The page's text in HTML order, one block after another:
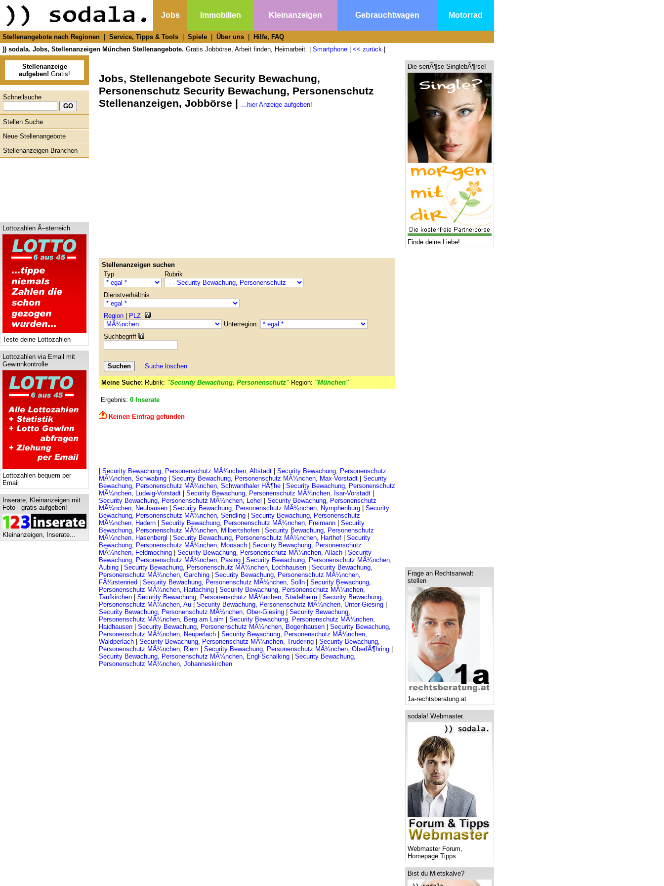
Jobs Immobilien Kleinanzeigen Gebrauchtwagen Motorrad
Stellenangebote nach Regionen Service, Tipps & Tools Spiele Über uns
Hilfe, FAQ
)) sodala. Jobs, Stellenanzeigen München Stellenangebote. Gratis Jobbörse, Arbeit finden, Heimarbeit. | Smartphone << zurück
Stellenanzeige
aufgeben! Gratis!
Schnellsuche
Stellen Suche
Neue Stellenangebote
Stellenanzeigen Branchen
Lottozahlen Ã–sterreich
Teste deine Lottozahlen
Lottozahlen via Email mit
Gewinnkontrolle
Lottozahlen bequem per
Email
Inserate, Kleinanzeigen mit
Foto - gratis aufgeben!
Kleinanzeigen, Inserate...
Jobs, Stellenangebote Security Bewachung,
Personenschutz Security Bewachung, Personenschutz
Stellenanzeigen, Jobbörse | ...hier Anzeige aufgeben!
Stellenanzeigen suchen
Typ
Rubrik
Dienstverhältnis
Region
PLZ
Unterregion:
Suchbegriff
Suche löschen
Meine Suche: Rubrik: "Security Bewachung, Personenschutz"Region: "München"
Ergebnis: 0 Inserate
Keinen Eintrag gefunden
Security Bewachung, Personenschutz MÃ¼nchen, Altstadt
Security Bewachung, Personenschutz
MÃ¼nchen, Schwabing
Security Bewachung, Personenschutz MÃ¼nchen, Max-Vorstadt
Security
Bewachung, Personenschutz MÃ¼nchen, Schwanthaler HÃ¶he
Security Bewachung, Personenschutz
MÃ¼nchen, Ludwig-Vorstadt
Security Bewachung, Personenschutz MÃ¼nchen, Isar-Vorstadt
Security Bewachung, Personenschutz MÃ¼nchen, Lehel
Security Bewachung, Personenschutz
MÃ¼nchen, Neuhausen
Security Bewachung, Personenschutz MÃ¼nchen, Nymphenburg
Security
Bewachung, Personenschutz MÃ¼nchen, Sendling
Security Bewachung, Personenschutz
MÃ¼nchen, Hadern
Security Bewachung, Personenschutz MÃ¼nchen, Freimann
Security
Bewachung, Personenschutz MÃ¼nchen, Milbertshofen
Security Bewachung, Personenschutz
MÃ¼nchen, Hasenbergl
Security Bewachung, Personenschutz MÃ¼nchen, Harthof
Security
Bewachung, Personenschutz MÃ¼nchen, Moosach
Security Bewachung, Personenschutz
MÃ¼nchen, Feldmoching
Security Bewachung, Personenschutz MÃ¼nchen, Allach
Security
Bewachung, Personenschutz MÃ¼nchen, Pasing
Security Bewachung, Personenschutz MÃ¼nchen,
Aubing
Security Bewachung, Personenschutz MÃ¼nchen, Lochhausen
Security Bewachung,
Personenschutz MÃ¼nchen, Garching
Security Bewachung, Personenschutz MÃ¼nchen,
FÃ¼rstenried
Security Bewachung, Personenschutz MÃ¼nchen, Solln
Security Bewachung,
Personenschutz MÃ¼nchen, Harlaching
Security Bewachung, Personenschutz MÃ¼nchen,
Taufkirchen
Security Bewachung, Personenschutz MÃ¼nchen, Stadelheim
Security Bewachung,
Personenschutz MÃ¼nchen, Au
Security Bewachung, Personenschutz MÃ¼nchen, Unter-Giesing
Security Bewachung, Personenschutz MÃ¼nchen, Ober-Giesing
Security Bewachung,
Personenschutz MÃ¼nchen, Berg am Laim
Security Bewachung, Personenschutz MÃ¼nchen,
Haidhausen
Security Bewachung, Personenschutz MÃ¼nchen, Bogenhausen
Security Bewachung,
Personenschutz MÃ¼nchen, Neuperlach
Security Bewachung, Personenschutz MÃ¼nchen,
Waldperlach
Security Bewachung, Personenschutz MÃ¼nchen, Trudering
Security Bewachung,
Personenschutz MÃ¼nchen, Riem
Security Bewachung, Personenschutz MÃ¼nchen, OberfÃ¶hring
Security Bewachung, Personenschutz MÃ¼nchen, Engl-Schalking
Security Bewachung,
Personenschutz MÃ¼nchen, Johanneskirchen
Die seriÃ¶se SinglebÃ¶rse!
Finde deine Liebe!
Frage an Rechtsanwalt
stellen
1a-rechtsberatung.at
sodala! Webmaster.
Webmaster Forum,
Homepage Tipps
Bist du Mietskalve?